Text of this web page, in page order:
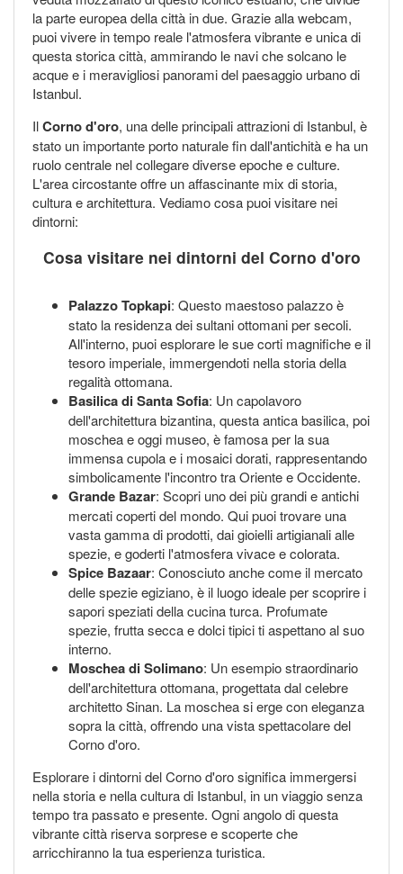
la parte europea della città in due. Grazie alla webcam,
puoi vivere in tempo reale l'atmosfera vibrante e unica di
questa storica città, ammirando le navi che solcano le
acque e i meravigliosi panorami del paesaggio urbano di
Istanbul.
IlCorno d'oro, una delle principali attrazioni di Istanbul, è
stato un importante porto naturale fin dall'antichità e ha un
ruolo centrale nel collegare diverse epoche e culture.
L'area circostante offre un affascinante mix di storia,
cultura e architettura. Vediamo cosa puoi visitare nei
dintorni:
Cosa visitare nei dintorni del Corno d'oro
Palazzo Topkapi: Questo maestoso palazzo è
stato la residenza dei sultani ottomani per secoli.
All'interno, puoi esplorare le sue corti magnifiche e il
tesoro imperiale, immergendoti nella storia della
regalità ottomana.
Basilica di Santa Sofia: Un capolavoro
dell'architettura bizantina, questa antica basilica, poi
moschea e oggi museo, è famosa per la sua
immensa cupola e i mosaici dorati, rappresentando
simbolicamente l'incontro tra Oriente e Occidente.
Grande Bazar: Scopri uno dei più grandi e antichi
mercati coperti del mondo. Qui puoi trovare una
vasta gamma di prodotti, dai gioielli artigianali alle
spezie, e goderti l'atmosfera vivace e colorata.
Spice Bazaar: Conosciuto anche come il mercato
delle spezie egiziano, è il luogo ideale per scoprire i
sapori speziati della cucina turca. Profumate
spezie, frutta secca e dolci tipici ti aspettano al suo
interno.
Moschea di Solimano: Un esempio straordinario
dell'architettura ottomana, progettata dal celebre
architetto Sinan. La moschea si erge con eleganza
sopra la città, offrendo una vista spettacolare del
Corno d'oro.
Esplorare i dintorni del Corno d'oro significa immergersi
nella storia e nella cultura di Istanbul, in un viaggio senza
tempo tra passato e presente. Ogni angolo di questa
vibrante città riserva sorprese e scoperte che
arricchiranno la tua esperienza turistica.